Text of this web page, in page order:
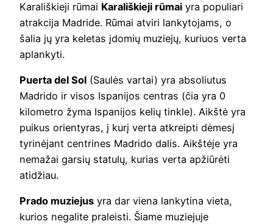
Karališkieji rūmai Karališkieji rūmai yra populiari
atrakcija Madride. Rūmai atviri lankytojams, o
šalia jų yra keletas įdomių muziejų, kuriuos verta
aplankyti.
Puerta del Sol (Saulės vartai) yra absoliutus
Madrido ir visos Ispanijos centras (čia yra 0
kilometro žyma Ispanijos kelių tinkle). Aikštė yra
puikus orientyras, į kurį verta atkreipti dėmesį
tyrinėjant centrines Madrido dalis. Aikštėje yra
nemažai garsių statulų, kurias verta apžiūrėti
atidžiau.
Prado muziejus yra dar viena lankytina vieta,
kurios negalite praleisti. Šiame muziejuje